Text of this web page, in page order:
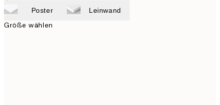
Poster Leinwand
Größe wählen